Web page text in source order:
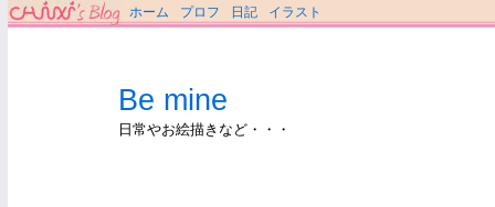
ホーム プロフ 日記 イラスト
Be mine
日常やお絵描きなど・・・